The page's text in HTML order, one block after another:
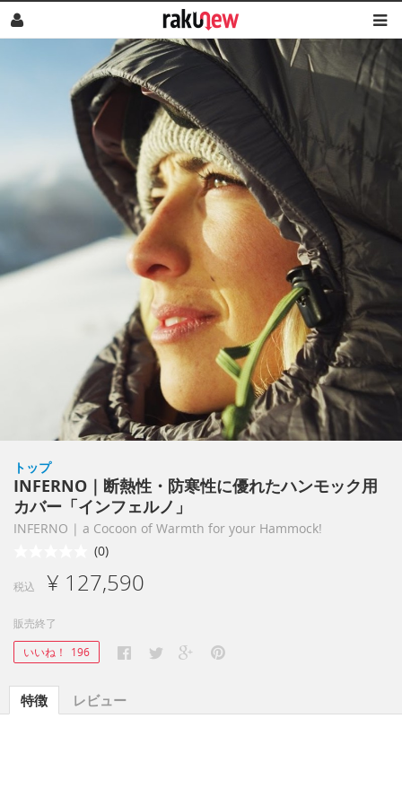
トップ
INFERNO｜断熱性・防寒性に優れたハンモック用
カバー「インフェルノ」
INFERNO | a Cocoon of Warmth for your Hammock!
(0)
税込 ¥ 127,590
販売終了
いいね！
196
特徴 レビュー